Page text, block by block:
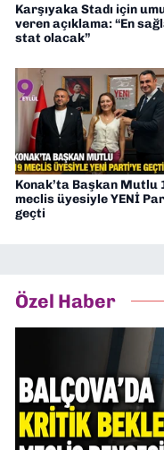
Karşıyaka Stadı için
veren açıklama: “En
stat olacak”
Konak’ta Başkan Mutlu
meclis üyesiyle YENİ
geçti
Özel Haber